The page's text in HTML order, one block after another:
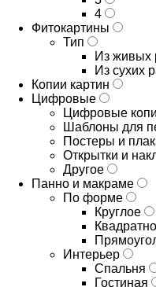
4
Фитокартины
Тип
Из живых
Из сухих
Копии картин
Цифровые
Цифровые
Шаблоны для
Постеры и
Открытки и
Другое
Панно и макраме
По форме
Круглое
Интерьер
Спальня
Гостиная